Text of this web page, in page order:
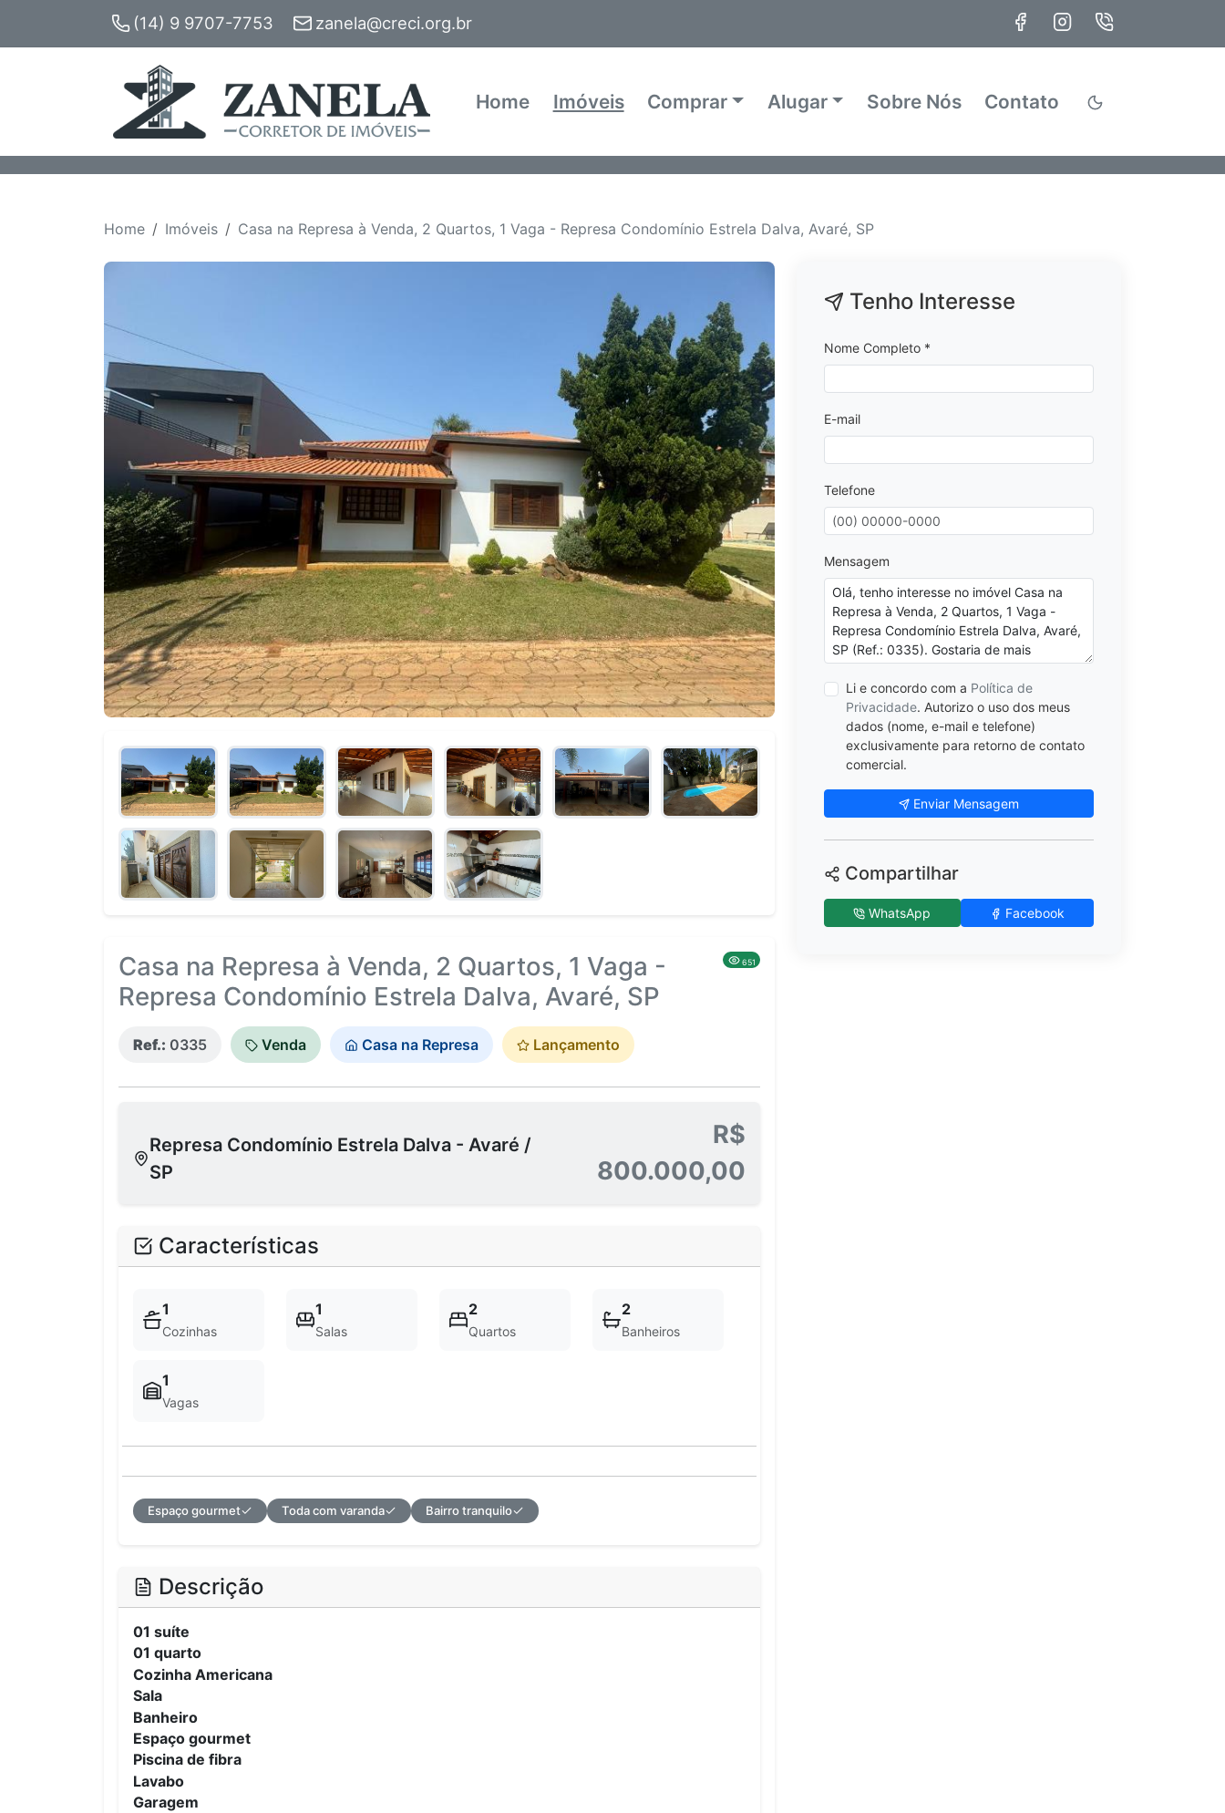
(14) 9 9707-7753 zanela@creci.org.br
Home Imóveis Comprar Alugar Sobre Nós Contato
Home Imóveis Casa na Represa à Venda, 2 Quartos, 1 Vaga - Represa Condomínio Estrela Dalva, Avaré, SP
Casa na Represa à Venda, 2 Quartos, 1 Vaga -
Represa Condomínio Estrela Dalva, Avaré, SP
651
Ref.: 0335 Venda Casa na Represa Lançamento
Represa Condomínio Estrela Dalva - Avaré /
SP
R$
800.000,00
Características
1
Cozinhas
1
Salas
2
Quartos
2
Banheiros
1
Vagas
Espaço gourmet Toda com varanda Bairro tranquilo
Descrição
01 suíte
01 quarto
Cozinha Americana
Sala
Banheiro
Espaço gourmet
Piscina de fibra
Lavabo
Garagem
Tenho Interesse
Nome Completo *
E-mail
Telefone
Mensagem
Li e concordo com a Política de
Privacidade. Autorizo o uso dos meus
dados (nome, e-mail e telefone)
exclusivamente para retorno de contato
comercial.
Enviar Mensagem
Compartilhar
WhatsApp Facebook